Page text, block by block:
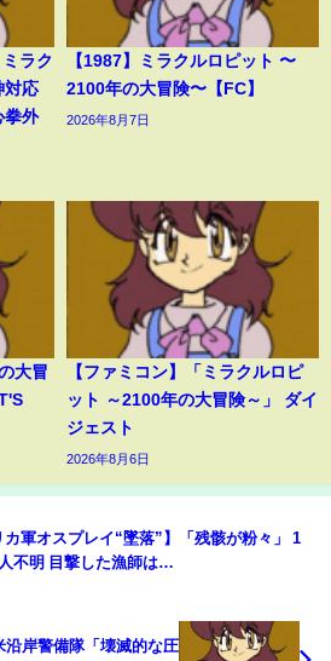
ラク
対応
拳外
【1987】ミラクルロピット 〜
2100年の大冒険〜【FC】
2026年8月7日
大冒
【ファミコン】「ミラクルロピ
ット ～2100年の大冒険～」 ダイ
ジェスト
2026年8月6日
カ軍オスプレイ“墜落”】「残骸が粉々」 1
人死亡5人不明 目撃した漁師は…
岸警備隊「壊滅的な圧